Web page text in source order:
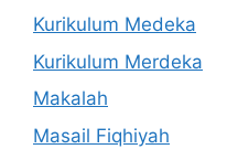
Kurikulum Medeka
Kurikulum Merdeka
Makalah
Masail Fiqhiyah